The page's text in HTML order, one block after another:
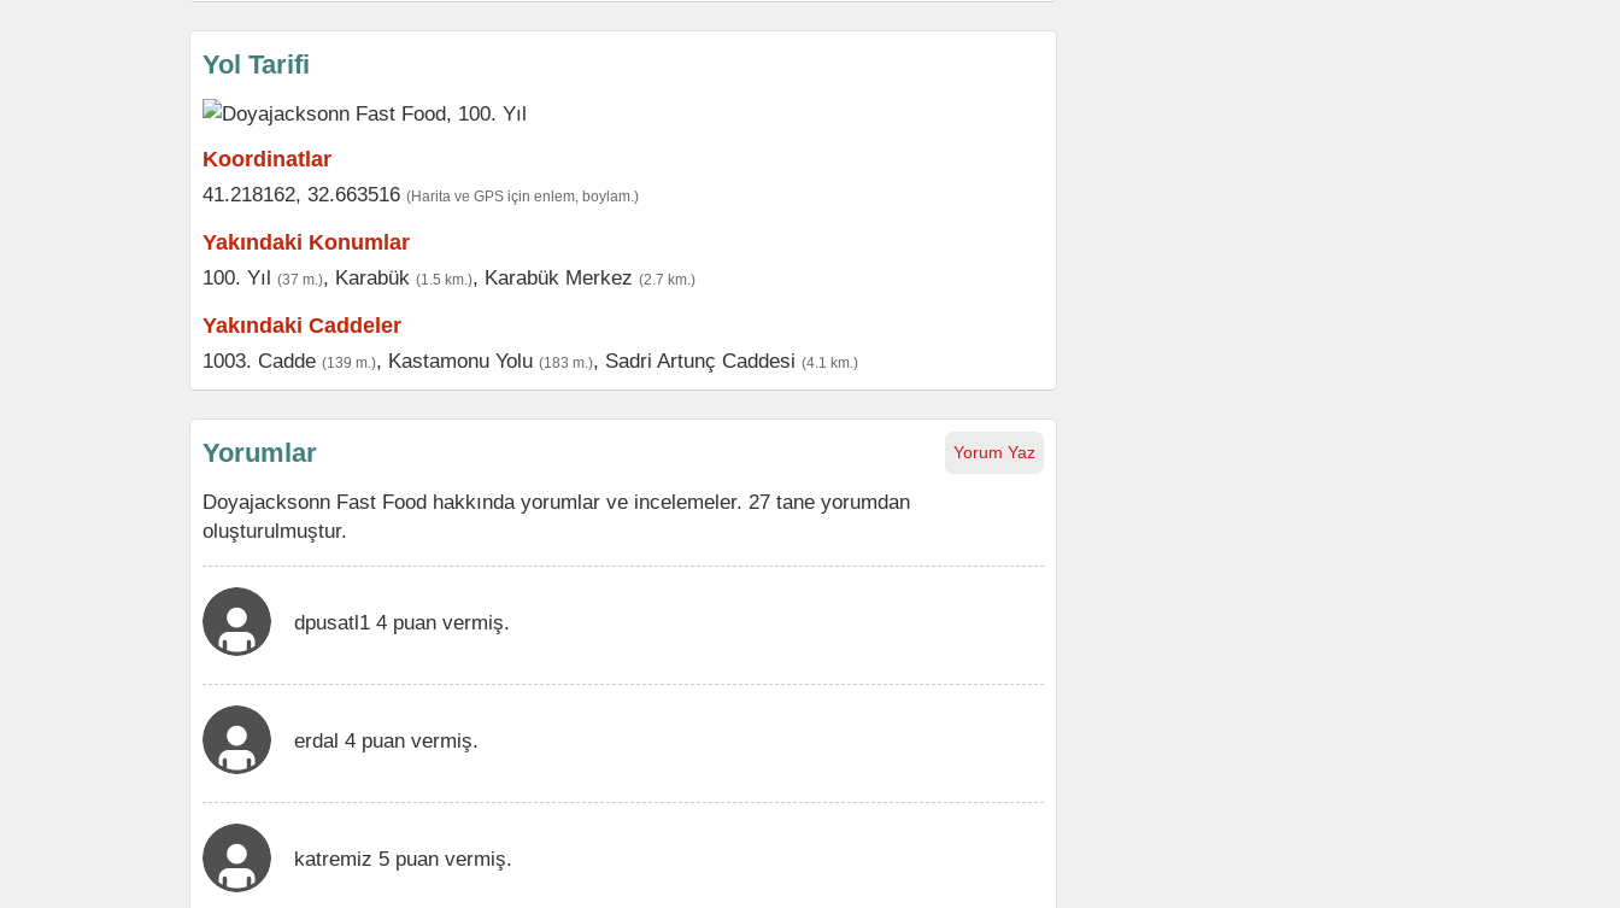
Yol Tarifi
Koordinatlar
41.218162, 32.663516 (Harita ve GPS için enlem, boylam.)
Yakındaki Konumlar
100. Yıl (37 m.), Karabük (1.5 km.), Karabük Merkez (2.7 km.)
Yakındaki Caddeler
1003. Cadde (139 m.), Kastamonu Yolu (183 m.), Sadri Artunç Caddesi (4.1 km.)
Yorum Yaz
Yorumlar
Doyajacksonn Fast Food hakkında yorumlar ve incelemeler. 27 tane yorumdan
oluşturulmuştur.
dpusatl1 4 puan vermiş.
erdal 4 puan vermiş.
katremiz 5 puan vermiş.